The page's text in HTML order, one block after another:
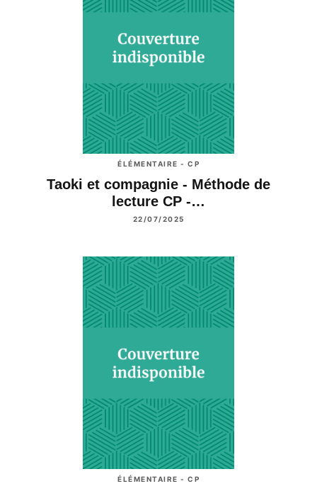
ÉLÉMENTAIRE - CP
Taoki et compagnie - Méthode de
lecture CP -…
22/07/2025
ÉLÉMENTAIRE - CP